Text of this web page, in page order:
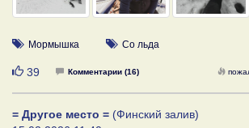
Мормышка Со льда
Нравится
39 Комментарии (16)
= Другое место = (Финский залив)